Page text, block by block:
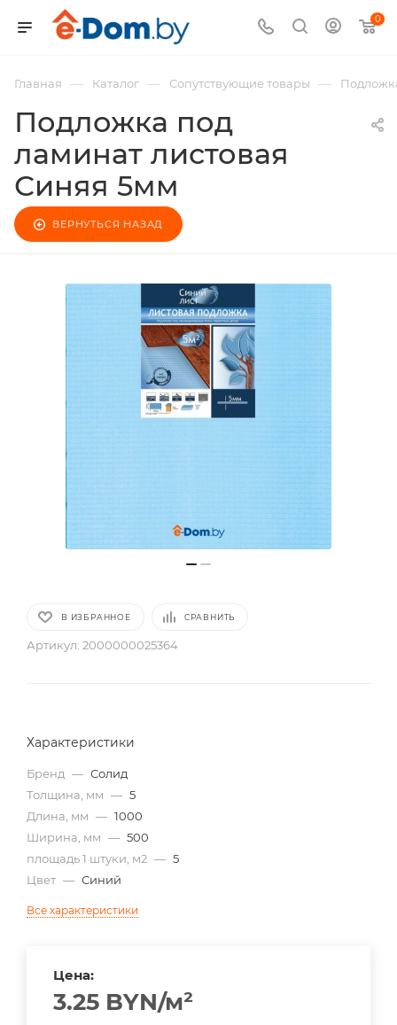
0
Главная — Каталог — Сопутствующие товары —
Подложка под
ламинат листовая
Синяя 5мм
ВЕРНУТЬСЯ НАЗАД
В ИЗБРАННОЕ СРАВНИТЬ
Артикул: 2000000025364
Характеристики
Бренд — Солид
Толщина, мм — 5
Длина, мм — 1000
Ширина, мм — 500
площадь 1 штуки, м2 — 5
Цвет — Синий
Все характеристики
Цена:
3.25 BYN/м²